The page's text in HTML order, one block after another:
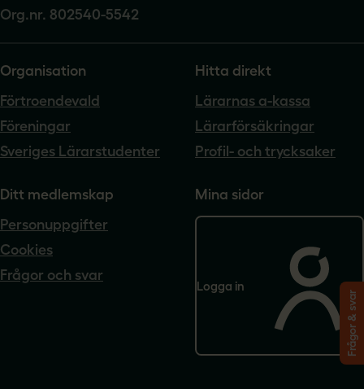
Org.nr. 802540-5542
Organisation
Förtroendevald
Föreningar
Sveriges Lärarstudenter
Hitta direkt
Lärarnas a-kassa
Lärarförsäkringar
Profil- och trycksaker
Ditt medlemskap
Personuppgifter
Cookies
Frågor och svar
Mina sidor
Logga in
Frågor & svar